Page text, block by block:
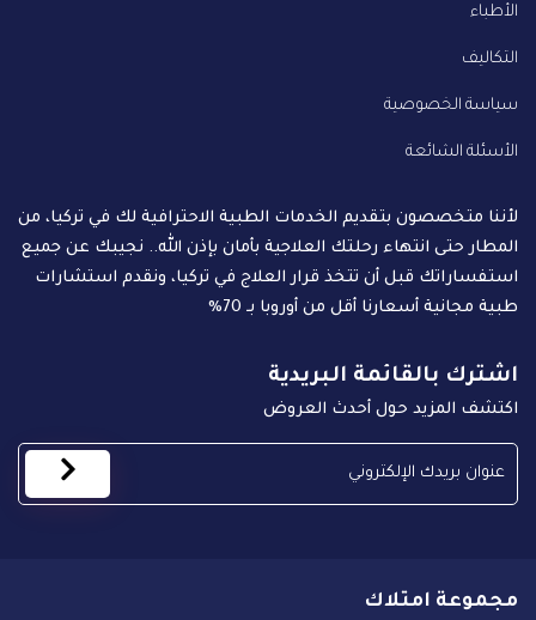
الأطباء
التكاليف
سياسة الخصوصية
الأسئلة الشائعة
لأننا متخصصون بتقديم الخدمات الطبية الاحترافية لك في تركيا، من
المطار حتى انتهاء رحلتك العلاجية بأمان بإذن الله.. نجيبك عن جميع
استفساراتك قبل أن تتخذ قرار العلاج في تركيا، ونقدم استشارات
طبية مجانية أسعارنا أقل من أوروبا بـ 70%
اشترك بالقائمة البريدية
اكتشف المزيد حول أحدث العروض
مجموعة امتلاك